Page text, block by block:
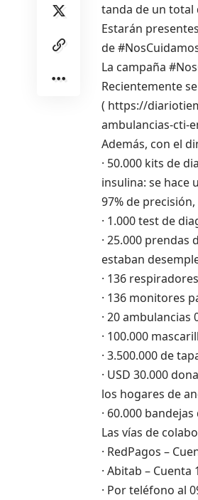
tanda de un total
Estarán
de
La campaña
Recientemente
( https://
ambulancias-cti-
Además, con el
· 50.000 kits de
insulina: se hace
97% de
· 1.000 test de
· 25.000
estaban
· 136
· 136 monitores
· 20
· 100.000
· 3.500.000 de
· USD 30.000
los hogares de
· 60.000 bandejas
Las vías de
· RedPagos –
· Abitab – Cuenta
· Por teléfono al